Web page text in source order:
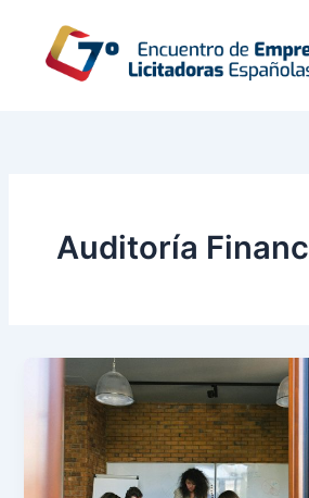
contenido
Auditoría